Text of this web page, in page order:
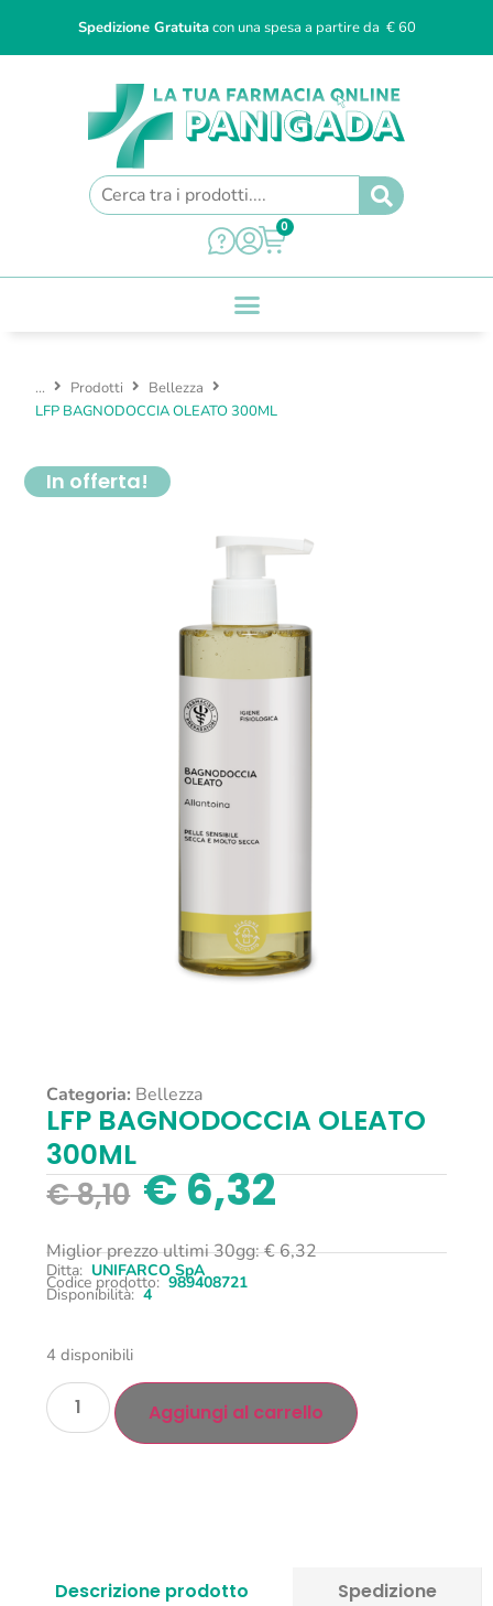
Spedizione Gratuitacon una spesa a partire da € 60
0
... Prodotti
Bellezza
LFP BAGNODOCCIA OLEATO 300ML
In offerta!
Categoria: Bellezza
LFP BAGNODOCCIA OLEATO
300ML
€8,10 €6,32
Miglior prezzo ultimi 30gg:€6,32
Ditta: UNIFARCO SpA
Codice prodotto: 989408721
Disponibilità: 4
4 disponibili
Aggiungi al carrello
Descrizione prodotto
Spedizione